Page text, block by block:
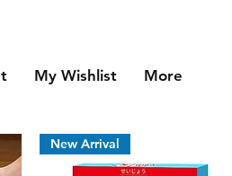
My Wishlist More
New Arrival